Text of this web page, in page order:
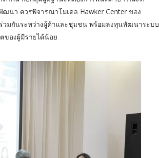
นา ควรพิจารณาโมเดล Hawker Center ของ
วมกันระหว่างผู้ค้าและชุมชน พร้อมลงทุนพัฒนาระบบ
ของผู้มีรายได้น้อย